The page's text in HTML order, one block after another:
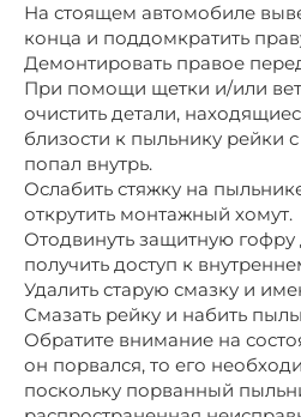
На стоящем автомобиле
конца и поддомкратить
Демонтировать правое
При помощи щетки и/или
очистить детали,
близости к пыльнику рейки
попал внутрь.
Ослабить стяжку на
открутить монтажный хомут.
Отодвинуть защитную гофру
получить доступ к
Удалить старую смазку и
Смазать рейку и набить
Обратите внимание на
он порвался, то его
поскольку порванный